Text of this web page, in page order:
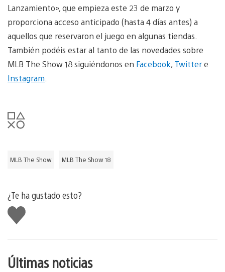
Lanzamiento», que empieza este 23 de marzo y
proporciona acceso anticipado (hasta 4 días antes) a
aquellos que reservaron el juego en algunas tiendas.
También podéis estar al tanto de las novedades sobre
MLB The Show 18 siguiéndonos en Facebook, Twittere
Instagram
MLB The Show MLB The Show 18
¿Te ha gustado esto?
Me
gusta
Últimas noticias